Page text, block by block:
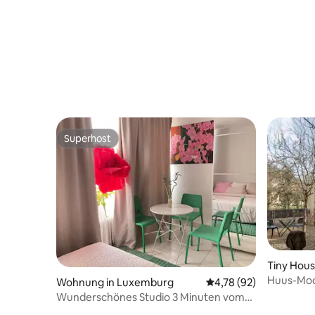
Superhost
Superhost
Wohnung in Luxemburg Durchschnittliche
4,78 (92)
Wunderschönes Studio 3 Minuten vom
Tiny
Huus-